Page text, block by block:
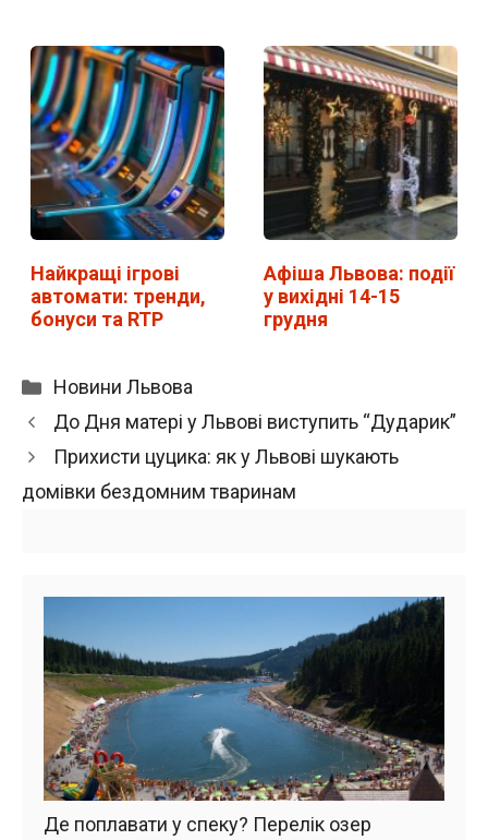
Найкращі ігрові
автомати: тренди,
бонуси та RTP
Афіша Львова: події
у вихідні 14-15
грудня
Категорії
Новини Львова
До Дня матері у Львові виступить “Дударик”
Прихисти цуцика: як у Львові шукають
домівки бездомним тваринам
Де поплавати у спеку? Перелік озер